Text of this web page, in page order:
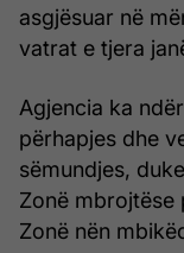
asgjësuar në
vatrat e tjera
Agjencia ka
përhapjes dhe
sëmundjes,
Zonë mbrojtëse
Zonë nën